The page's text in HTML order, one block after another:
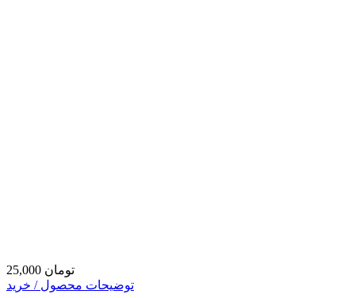
25,000 تومان
توضیحات محصول / خرید